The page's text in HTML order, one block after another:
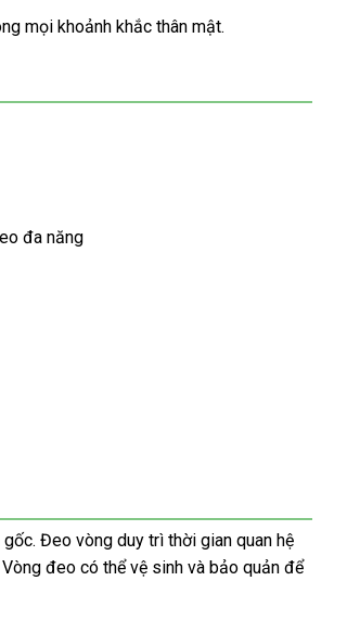
mọi khoảnh khắc thân mật.
đa năng
Đeo vòng duy trì thời gian quan hệ
đeo có thể vệ sinh và bảo quản để